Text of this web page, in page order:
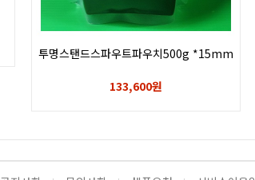
투명스탠드스파우트파우치500g *15mm
133,600원